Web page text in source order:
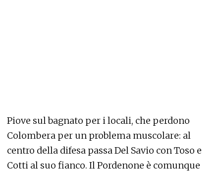
Piove sul bagnato per i locali, che perdono
Colombera per un problema muscolare: al
centro della difesa passa Del Savio con Toso e
Cotti al suo fianco. Il Pordenone è comunque